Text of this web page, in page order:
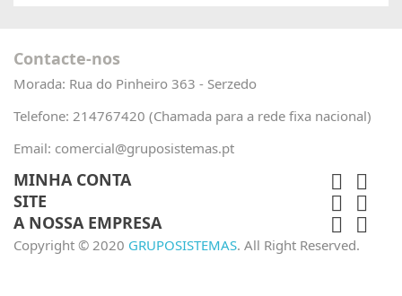
Contacte-nos
Morada: Rua do Pinheiro 363 - Serzedo
Telefone: 214767420 (Chamada para a rede fixa nacional)
Email: comercial@gruposistemas.pt
MINHA CONTA  
SITE  
A NOSSA EMPRESA  
Copyright © 2020 GRUPOSISTEMAS. All Right Reserved.